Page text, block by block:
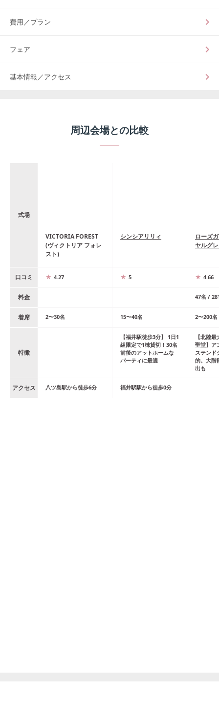
費用／プラン
フェア
基本情報／アクセス
周辺会場との比較
式場
VICTORIA FOREST
(ヴィクトリア フォレ
スト)
シンシアリリィ
ローズ
ヤルグ
口コミ 4.27 5 4.66
料金 47名 /
着席 2〜30名 15〜40名 2〜200名
特徴
【福井駅徒歩3分】 1日1
組限定で1棟貸切！30名
前後のアットホームな
パーティに最適
【北陸
聖堂】ア
ステンド
的。大階
出も
アクセス 八ツ島駅から徒歩6分 福井駅駅から徒歩0分